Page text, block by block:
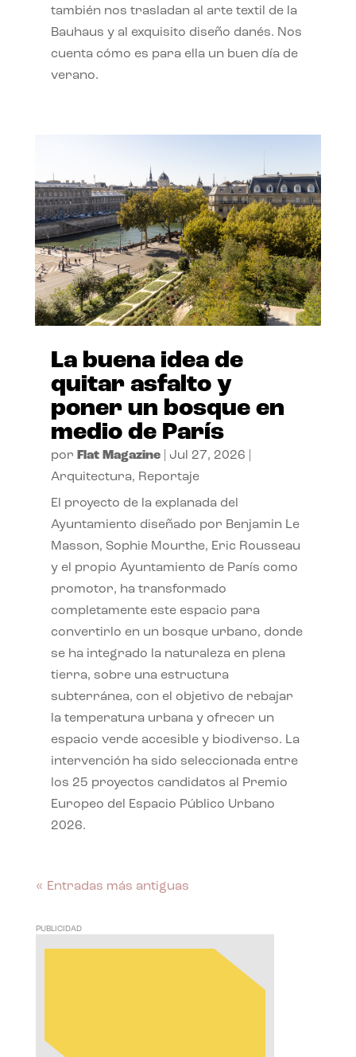
también nos trasladan al arte textil de la
Bauhaus y al exquisito diseño danés. Nos
cuenta cómo es para ella un buen día de
verano.
La buena idea de
quitar asfalto y
poner un bosque en
medio de París
por Flat Magazine| Jul 27, 2026
Arquitectura, Reportaje
El proyecto de la explanada del
Ayuntamiento diseñado por Benjamin Le
Masson, Sophie Mourthe, Eric Rousseau
y el propio Ayuntamiento de París como
promotor, ha transformado
completamente este espacio para
convertirlo en un bosque urbano, donde
se ha integrado la naturaleza en plena
tierra, sobre una estructura
subterránea, con el objetivo de rebajar
la temperatura urbana y ofrecer un
espacio verde accesible y biodiverso. La
intervención ha sido seleccionada entre
los 25 proyectos candidatos al Premio
Europeo del Espacio Público Urbano
2026.
« Entradas más antiguas
PUBLICIDAD